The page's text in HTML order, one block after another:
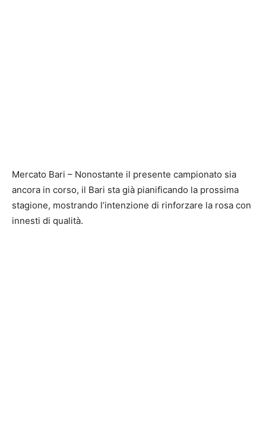
Mercato Bari – Nonostante il presente campionato sia
ancora in corso, il Bari sta già pianificando la prossima
stagione, mostrando l’intenzione di rinforzare la rosa con
innesti di qualità.